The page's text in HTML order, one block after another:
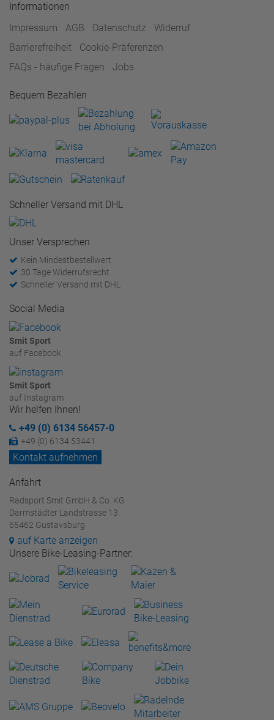
Informationen
Impressum
AGB Datenschutz
Widerruf
Barrierefreiheit
Cookie-Präferenzen
FAQs - häufige Fragen
Jobs
Bequem Bezahlen
Schneller Versand mit DHL
Unser Versprechen
Kein Mindestbestellwert
30 Tage Widerrufsrecht
Schneller Versand mit DHL
Social Media
Smit Sport
auf Facebook
Smit Sport
auf Instagram
Wir helfen Ihnen!
+49 (0) 6134 56457-0
+49 (0) 6134 53441
Kontakt aufnehmen
Anfahrt
Radsport Smit GmbH & Co. KG
Darmstädter Landstrasse 13
65462 Gustavsburg
auf Karte anzeigen
Unsere Bike-Leasing-Partner: